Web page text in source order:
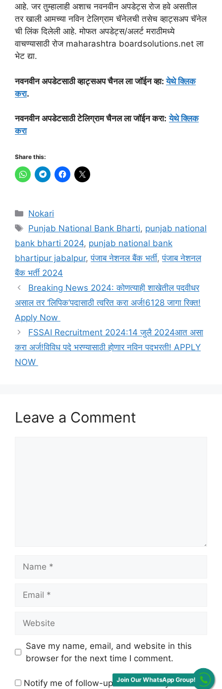
आहे. जर तुम्हालाही अशाच नवनवीन अपडेट्स रोज हवे असतील
तर खाली आमच्या नविन टेलिग्राम चॅनेलची तसेच व्हाट्सअप चॅनेल
ची लिंक दिलेली आहे. मोफत अपडेट्स/अलर्ट मराठीमध्ये
वाचण्यासाठी रोज maharashtra boardsolutions.net ला
भेट द्या.
नवनवीन अपडेटसाठी व्हाट्सअप चैनल ला जॉईन व्हा:येथे क्लिक
करा.
नवनवीन अपडेटसाठी टेलिग्राम चैनल ला जॉईन करा: येथे क्लिक
करा
Share this:
Categories
Nokari
Tags
Punjab National Bank Bharti, punjab national
bank bharti 2024, punjab national bank
bhartipur jabalpur,पंजाब नेशनल बैंक भर्ती,पंजाब नेशनल
बैंक भर्ती 2024
Breaking News 2024: कोणत्याही शाखेतील पदवीधर
असाल तर ‘लिपिक’पदासाठी त्वरित करा अर्ज!6128 जागा रिक्त!
Apply Now
FSSAI Recruitment 2024:14 जुलै 2024आत असा
करा अर्ज!विविध पदे भरण्यासाठी होणार नविन पदभरती! APPLY
NOW
Leave a Comment
Save my name, email, and website in this
browser for the next time I comment.
Notify me of follow-up comments by email.
Join Our WhatsApp Group!